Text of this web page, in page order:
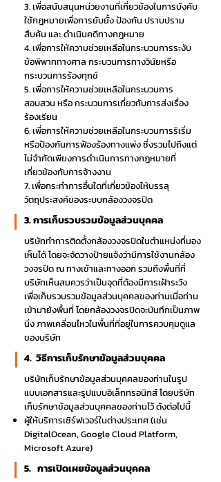
3. เพื่อสนับสนุนหน่วยงานที่เกี่ยวข้องในการบังคับ
ใช้กฎหมายเพื่อการยับยั้ง ป้องกัน ปราบปราม
สืบค้น และ ดำเนินคดีทางกฎหมาย
4. เพื่อการให้ความช่วยเหลือในกระบวนการระงับ
ข้อพิพาททางศาล กระบวนการทางวินัยหรือ
กระบวนการร้องทุกข์
5. เพื่อการให้ความช่วยเหลือในกระบวนการ
สอบสวน หรือ กระบวนการเกี่ยวกับการส่งเรื่อง
ร้องเรียน
6. เพื่อการให้ความช่วยเหลือในกระบวนการริเริ่ม
หรือป้องกันการฟ้องร้องทางแพ่ง ซึ่งรวมไปถึงแต่
ไม่จำกัดเพียงการดำเนินการทางกฎหมายที่
เกี่ยวข้องกับการจ้างงาน
7. เพื่อกระทำการอื่นใดที่เกี่ยวข้องให้บรรลุ
วัตถุประสงค์ของระบบกล้องวงจรปิด
3. การเก็บรวบรวมข้อมูลส่วนบุคคล
บริษัททำการติดตั้งกล้องวงจรปิดในตำแหน่งที่มอง
เห็นได้ โดยจะจัดวางป้ายแจ้งว่ามีการใช้งานกล้อง
วงจรปิด ณ ทางเข้าและทางออก รวมถึงพื้นที่ที่
บริษัทเห็นสมควรว่าเป็นจุดที่ต้องมีการเฝ้าระวัง
เพื่อเก็บรวบรวมข้อมูลส่วนบุคคลของท่านเมื่อท่าน
เข้ามายังพื้นที่ โดยกล้องวงจรปิดจะบันทึกเป็นภาพ
นิ่ง ภาพเคลื่อนไหวในพื้นที่ที่อยู่ในการควบคุมดูแล
ของบริษัท
4. วิธีการเก็บรักษาข้อมูลส่วนบุคคล
บริษัทเก็บรักษาข้อมูลส่วนบุคคลของท่านในรูป
แบบเอกสารและรูปแบบอิเล็กทรอนิกส์ โดยบริษัท
เก็บรักษาข้อมูลส่วนบุคคลของท่านไว้ ดังต่อไปนี้
ผู้ให้บริการเซิร์ฟเวอร์ในต่างประเทศ (เช่น
DigitalOcean, Google Cloud Platform,
Microsoft Azure)
5. การเปิดเผยข้อมูลส่วนบุคคล